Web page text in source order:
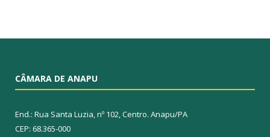
CÂMARA DE ANAPU
End.: Rua Santa Luzia, nº 102, Centro. Anapu/PA
CEP: 68.365-000